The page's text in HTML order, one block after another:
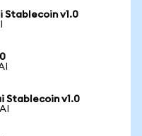
Stablecoin v1.0
Stablecoin v1.0